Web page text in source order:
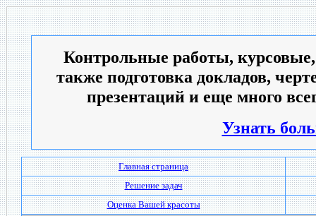
Контрольные работы,
также подготовка докладов,
презентаций и еще много
Узнать
Главная страница
Решение задач
Оценка Вашей красоты